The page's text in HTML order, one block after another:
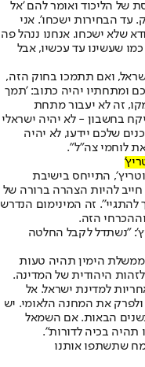
של הליכוד ואומר להם 'אל
עד הבחירות ישכחו'. אני
שלא ישכחו. אנחנו ננהל פה
שעשינו עד עכשיו, אבל
ואם תתמכו בחוק הזה,
ומתחתיו יהיה כתוב: 'תמך
זה לא יעבור מתחת
בחשבון - לא יהיה ישראלי
שלכם יידעו, לא יהיה
לוחמי צה"ל".
התייחס בישיבת
חייב להיות הצהרה ברורה של
זה המינימום הנדרש
הזה.
"נשתדל לקבל החלטה
ממשלת הימין תהיה טעות
היהודית של המדינה.
למדינת ישראל. אל
ולפרק את המחנה הלאומי. יש
בשנים הבאות. אם השמאל
תהיה בכיה לדורות".
שתשתפו אותנו